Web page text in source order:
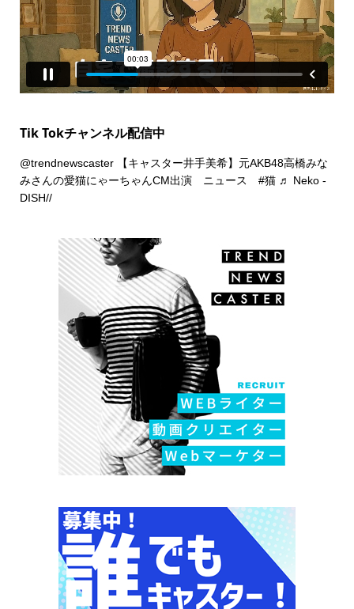
Tik Tokチャンネル配信中
@trendnewscaster【キャスター井手美希】元AKB48高橋みな
みさんの愛猫にゃーちゃんCM出演 ニュース #猫 ♬ Neko -
DISH//